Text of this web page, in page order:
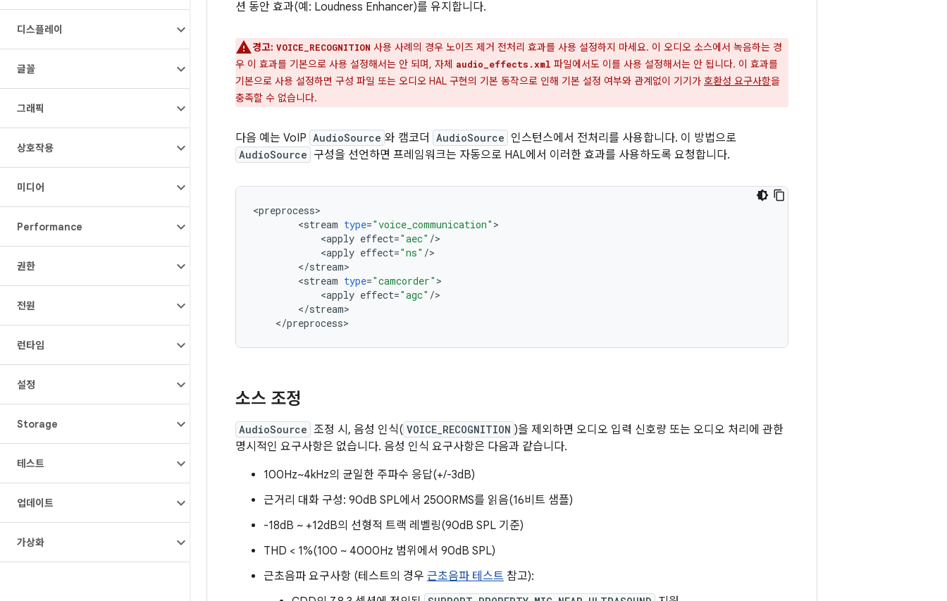
디스플레이
글꼴
그래픽
상호작용
미디어
Performance
권한
전원
런타임
설정
Storage
테스트
업데이트
가상화
션 동안 효과(예: Loudness Enhancer)를 유지합니다.
경고: VOICE_RECOGNITION 사용 사례의 경우 노이즈 제거 전처리 효과를 사용 설정하지 마세요. 이 오디오 소스에서 녹음하는 경
우 이 효과를 기본으로 사용 설정해서는 안 되며, 자체 audio_effects.xml 파일에서도 이를 사용 설정해서는 안 됩니다. 이 효과를
기본으로 사용 설정하면 구성 파일 또는 오디오 HAL 구현의 기본 동작으로 인해 기본 설정 여부와 관계없이 기기가 호환성 요구사항을
충족할 수 없습니다.
다음 예는 VoIP AudioSource 와 캠코더 AudioSource 인스턴스에서 전처리를 사용합니다. 이 방법으로
AudioSource 구성을 선언하면 프레임워크는 자동으로 HAL에서 이러한 효과를 사용하도록 요청합니다.
<preprocess
<stream type="voice_communication"
<apply effect="aec" /
<apply effect="ns" /
</stream
<stream type="camcorder"
<apply effect="agc" /
</stream>
</preprocess>
소스 조정
AudioSource 조정 시, 음성 인식( VOICE_RECOGNITION )을 제외하면 오디오 입력 신호량 또는 오디오 처리에 관한
명시적인 요구사항은 없습니다. 음성 인식 요구사항은 다음과 같습니다.
100Hz~4kHz의 균일한 주파수 응답(+/-3dB)
근거리 대화 구성: 90dB SPL에서 2500RMS를 읽음(16비트 샘플)
-18dB ~ +12dB의 선형적 트랙 레벨링(90dB SPL 기준)
THD < 1%(100 ~ 4000Hz 범위에서 90dB SPL)
근초음파 요구사항 (테스트의 경우 근초음파 테스트 참고):